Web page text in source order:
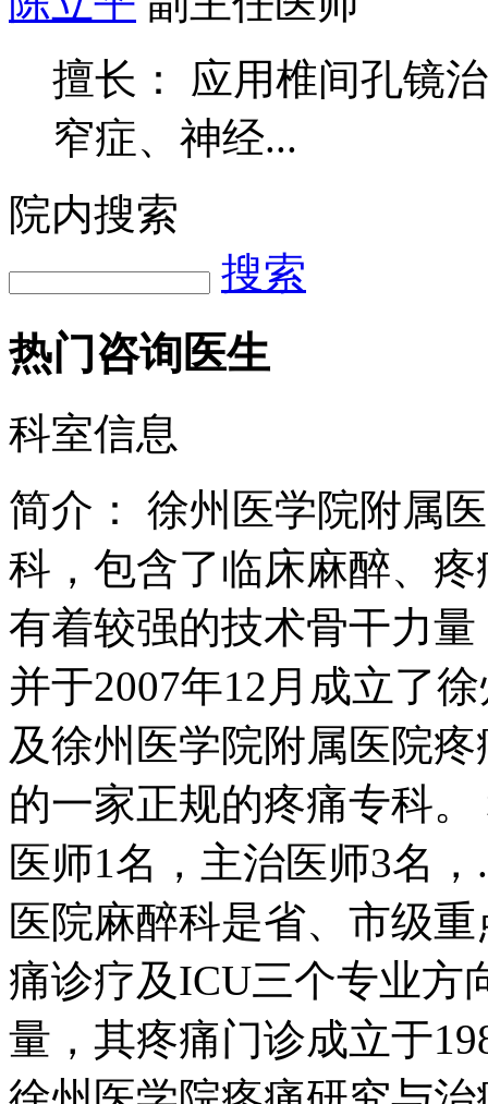
擅长： 应用椎间孔镜
窄症、神经...
院内搜索
搜索
热门咨询医生
科室信息
简介：
徐州医学院附属
科，包含了临床麻醉、
有着较强的技术骨干力
并于2007年12月成立了
及徐州医学院附属医院
的一家正规的疼痛专科
医师1名，主治医师3名，
医院麻醉科是省、市级
痛诊疗及ICU三个专业方
量，其疼痛门诊成立于